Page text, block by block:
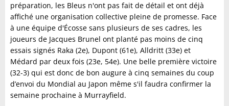
préparation, les Bleus n'ont pas fait de détail et ont déjà
affiché une organisation collective pleine de promesse. Face
à une équipe d'Écosse sans plusieurs de ses cadres, les
joueurs de Jacques Brunel ont planté pas moins de cinq
essais signés Raka (2e), Dupont (61e), Alldritt (33e) et
Médard par deux fois (23e, 54e). Une belle première victoire
(32-3) qui est donc de bon augure à cinq semaines du coup
d’envoi du Mondial au Japon même s'il faudra confirmer la
semaine prochaine à Murrayfield.